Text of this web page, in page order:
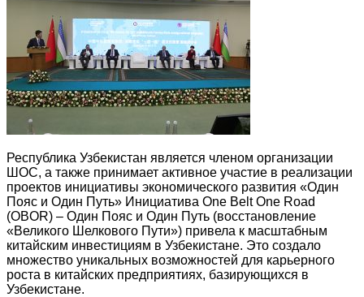
Республика Узбекистан является членом организации
ШОС, а также принимает активное участие в реализации
проектов инициативы экономического развития «Один
Пояс и Один Путь» Инициатива One Belt One Road
(OBOR) – Один Пояс и Один Путь (восстановление
«Великого Шелкового Пути») привела к масштабным
китайским инвестициям в Узбекистане. Это создало
множество уникальных возможностей для карьерного
роста в китайских предприятиях, базирующихся в
Узбекистане.